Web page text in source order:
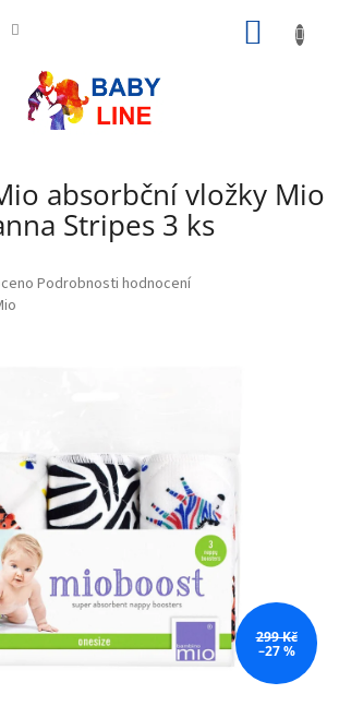
absorbční vložky Mio
Stripes 3 ks
Podrobnosti hodnocení
299 Kč
–27 %